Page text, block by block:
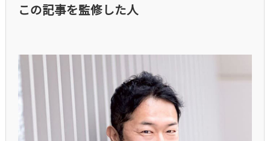
この記事を監修した人